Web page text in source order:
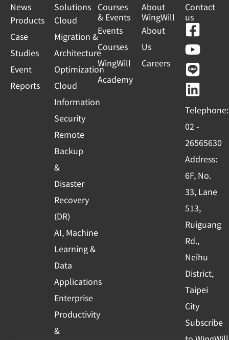
t
e
s
+
1
News
Products
Case
Studies
Event
Reports
Solutions
Cloud
Migration &
Architecture
Optimization
Cloud
Information
Security
Remote
Backup
&
Disaster
Recovery
(DR)
AI, Machine
Learning &
Data
Applications
Enterprise
Productivity
&
Courses
& Events
Events
Courses
WingWill
Academy
About
WingWill
About
Us
Careers
Contact
us
F
a
c
e
b
o
o
k
-
s
q
u
a
r
e
Y
o
u
t
u
b
e
L
i
n
e
L
i
n
k
e
d
i
n
Telephone:
02 -
26565630
Address:
6F, No.
33, Lane
513,
Ruiguang
Rd.,
Neihu
District,
Taipei
City
Subscribe